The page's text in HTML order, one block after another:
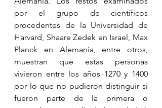
por el grupo de científicos
procedentes de la Universidad de
Harvard, Shaare Zedek en Israel, Max
Planck en Alemania, entre otros,
muestran que estas personas
vivieron entre los años 1270 y 1400
por lo que no pudieron distinguir si
fueron parte de la primera o